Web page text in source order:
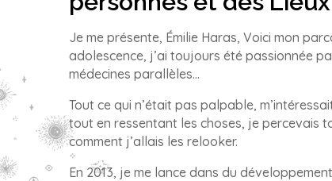
Je me présente, Émilie Haras, Voici mon
adolescence, j’ai toujours été passionnée
médecines parallèles…
Tout ce qui n’était pas palpable,
tout en ressentant les choses, je percevais
comment j’allais les relooker.
En 2013, je me lance dans du